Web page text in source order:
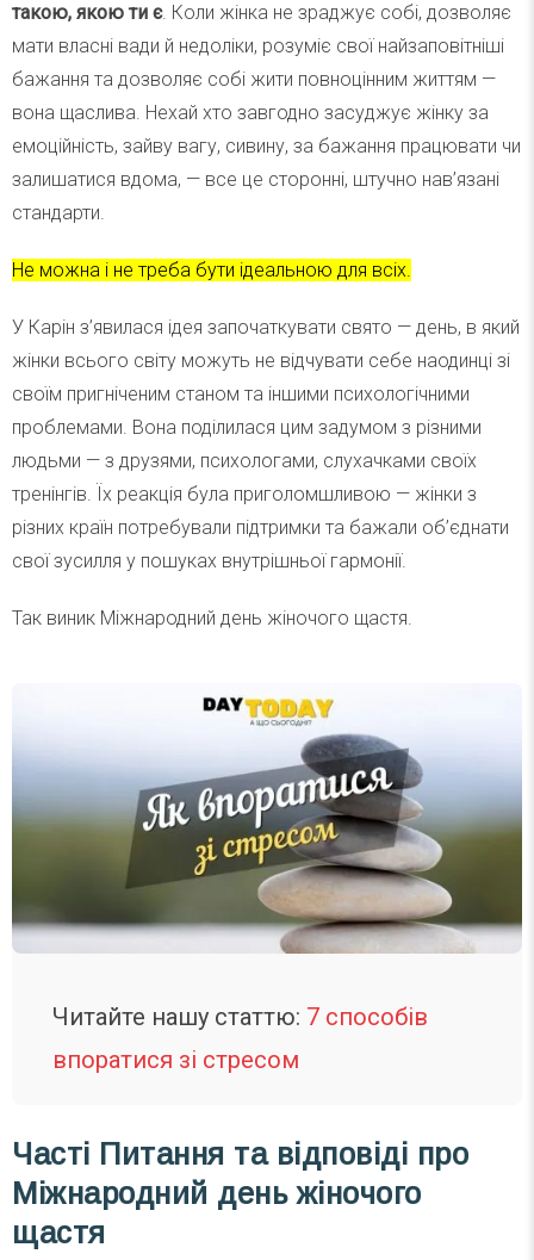
такою, якою ти є. Коли жінка не зраджує собі, дозволяє
мати власні вади й недоліки, розуміє свої найзаповітніші
бажання та дозволяє собі жити повноцінним життям —
вона щаслива. Нехай хто завгодно засуджує жінку за
емоційність, зайву вагу, сивину, за бажання працювати чи
залишатися вдома, — все це сторонні, штучно нав’язані
стандарти.
Не можна і не треба бути ідеальною для всіх.
У Карін з’явилася ідея започаткувати свято — день, в який
жінки всього світу можуть не відчувати себе наодинці зі
своїм пригніченим станом та іншими психологічними
проблемами. Вона поділилася цим задумом з різними
людьми — з друзями, психологами, слухачками своїх
тренінгів. Їх реакція була приголомшливою — жінки з
різних країн потребували підтримки та бажали об’єднати
свої зусилля у пошуках внутрішньої гармонії.
Так виник Міжнародний день жіночого щастя.
Читайте нашу статтю: 7 способів
впоратися зі стресом
Часті Питання та відповіді про
Міжнародний день жіночого
щастя